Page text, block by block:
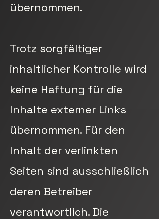
übernommen.
Trotz sorgfältiger
inhaltlicher Kontrolle wird
keine Haftung für die
Inhalte externer Links
übernommen. Für den
Inhalt der verlinkten
Seiten sind ausschließlich
deren Betreiber
verantwortlich. Die